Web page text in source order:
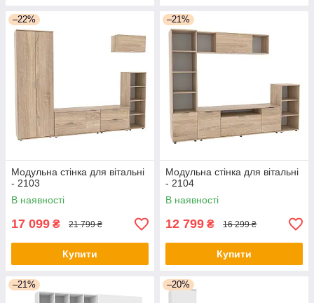
–22%
Модульна стінка для вітальні
- 2103
В наявності
17 099 ₴ 21 799 ₴
Купити
–21%
Модульна стінка для вітальні
- 2104
В наявності
12 799 ₴ 16 299 ₴
Купити
–21% –20%